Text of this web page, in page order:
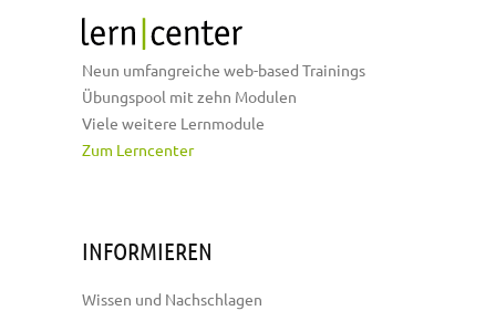
Neun umfangreiche web-based Trainings
Übungspool mit zehn Modulen
Viele weitere Lernmodule
Zum Lerncenter
INFORMIEREN
Wissen und Nachschlagen